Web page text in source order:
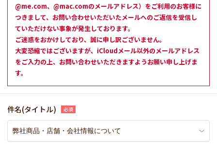
@me.com、@mac.comのメールアドレス）をご利用のお客様に
つきまして、お問い合わせいただいたメールへのご返信を受信し
ていただけない事象が発生しております。
ご迷惑をおかけしており、誠に申し訳ございません。
大変恐縮ではございますが、iCloudメール以外のメールアドレス
をご入力の上、お問い合わせいただきますようお願い申し上げま
す。
件名(タイトル)